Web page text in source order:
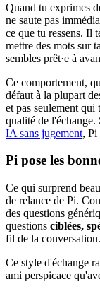
Quand tu exprimes
ne saute pas
ce que tu ressens. Il
mettre des mots sur
sembles prêt·e à
Ce comportement,
défaut à la plupart
et pas seulement
qualité de l'échange.
IA sans jugement, Pi
Pi pose les
Ce qui surprend
de relance de Pi.
des questions
questions ciblées,
fil de la conversation.
Ce style d'échange
ami perspicace